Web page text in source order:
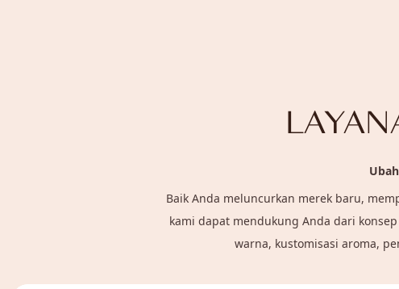
Baik Anda meluncurkan merek baru,
kami dapat mendukung Anda dari
warna, kustomisasi aroma,